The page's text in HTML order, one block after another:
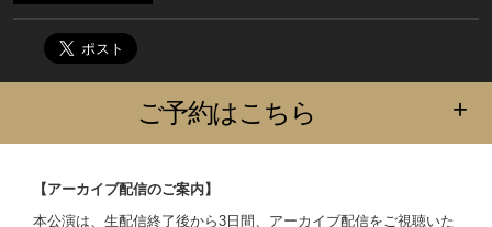
ご予約はこちら +
【アーカイブ配信のご案内】
本公演は、生配信終了後から3日間、アーカイブ配信をご視聴いた